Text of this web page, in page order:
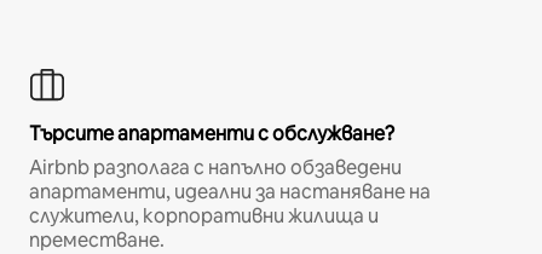
Търсите апартаменти с обслужване?
Airbnb разполага с напълно обзаведени
апартаменти, идеални за настаняване на
служители, корпоративни жилища и
преместване.